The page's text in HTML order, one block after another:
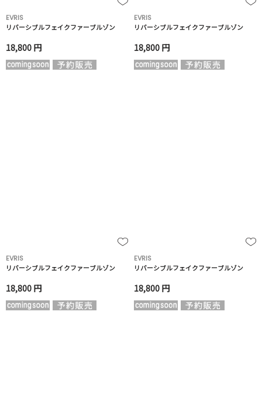
EVRIS
リバーシブルフェイクファーブルゾン
18,800 円
EVRIS
リバーシブルフェイクファーブルゾン
18,800 円
EVRIS
リバーシブルフェイクファーブルゾン
18,800 円
EVRIS
リバーシブルフェイクファーブルゾン
18,800 円